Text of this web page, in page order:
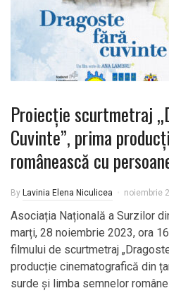
Proiecție scurtmetraj
Cuvinte”, prima
românească cu
By Lavinia Elena Niculicea noiembrie
Asociația Națională a Surzilor
marți, 28 noiembrie 2023, ora
filmului de scurtmetraj
producție cinematografică din
surde și limba semnelor